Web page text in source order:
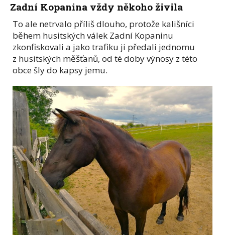
Zadní Kopanina vždy někoho živila
To ale netrvalo příliš dlouho, protože kališníci
během husitských válek Zadní Kopaninu
zkonfiskovali a jako trafiku ji předali jednomu
z husitských měšťanů, od té doby výnosy z této
obce šly do kapsy jemu.